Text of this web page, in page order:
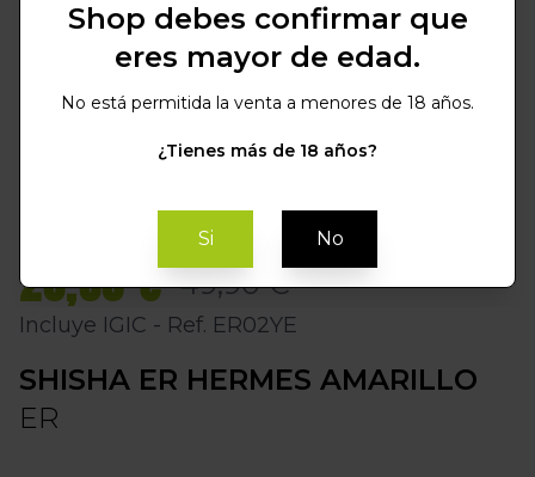
20,00 € 49,90 €
Incluye IGIC - Ref. ER02YE
SHISHA ER HERMES AMARILLO
ER
Shop debes confirmar que
eres mayor de edad.
No está permitida la venta a menores de 18 años.
¿Tienes más de 18 años?
Si No